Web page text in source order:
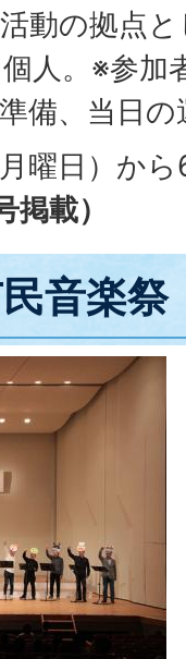
動の拠点
人。※参加
備、当日
月曜日）か
掲載）
音楽祭